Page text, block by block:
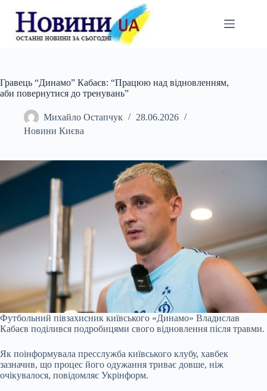
вмісту
Гравець “Динамо” Кабаєв: “Працюю над відновленням,
аби повернутися до тренувань”
Михайло Остапчук
28.06.2026
Новини Києва
Футбольний півзахисник київського «Динамо» Владислав
Кабаєв поділився подробицями свого відновлення після травми.
Як поінформувала пресслужба київського клубу, хавбек
зазначив, що процес його одужання триває довше, ніж
очікувалося, повідомляє Укрінформ.